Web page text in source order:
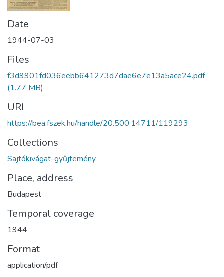
Date
1944-07-03
Files
f3d9901fd036eebb641273d7dae6e7e13a5ace24.pdf
(1.77 MB)
URI
https://bea.fszek.hu/handle/20.500.14711/119293
Collections
Sajtókivágat-gyűjtemény
Place, address
Budapest
Temporal coverage
1944
Format
application/pdf